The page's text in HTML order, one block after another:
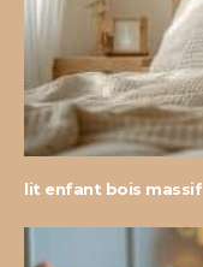
lit enfant bois massif